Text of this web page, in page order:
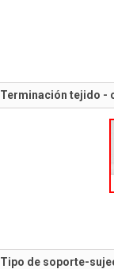
Terminación tejido -
Tipo de soporte-